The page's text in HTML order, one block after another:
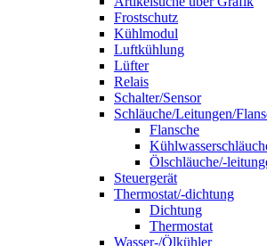
Frostschutz
Kühlmodul
Luftkühlung
Lüfter
Relais
Schalter/Sensor
Schläuche/Leitungen/
Flansche
Ölschläuche/-
Steuergerät
Thermostat/-dichtung
Dichtung
Thermostat
Wasser-/Ölkühler